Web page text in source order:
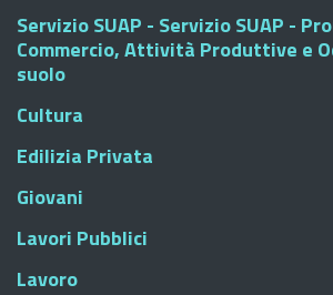
Servizio SUAP - Servizio SUAP -
Commercio, Attività Produttive e
suolo
Cultura
Edilizia Privata
Giovani
Lavori Pubblici
Lavoro